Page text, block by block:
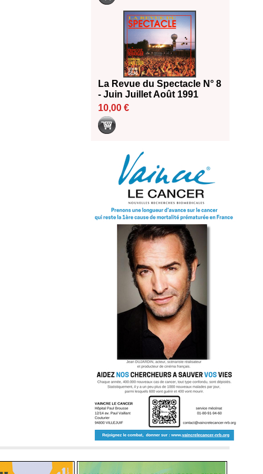
La Revue du Spectacle N° 8
- Juin Juillet Août 1991
10,00 €